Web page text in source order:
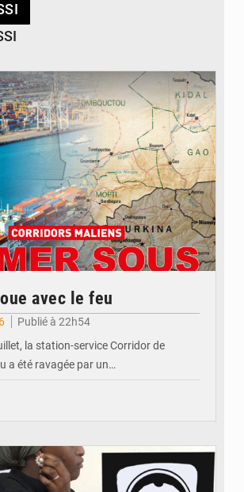
avec le feu
Publié à 22h54
la station-service Corridor de
a été ravagée par un…